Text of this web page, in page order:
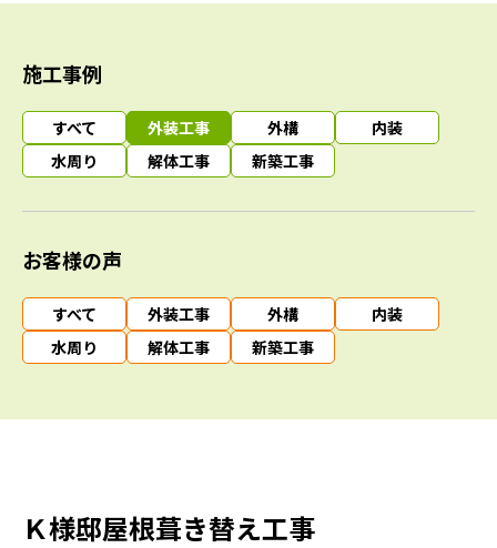
施工事例
すべて 外装工事 外構
内装
水周り
解体工事 新築工事
お客様の声
すべて 外装工事 外構
内装
水周り
解体工事 新築工事
Ｋ様邸屋根葺き替え工事